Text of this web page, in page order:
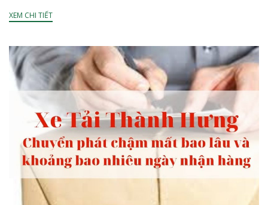
Bình mà chưa...
XEM CHI TIẾT